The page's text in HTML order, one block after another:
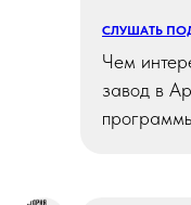
СЛУШАТЬ
Чем
завод в